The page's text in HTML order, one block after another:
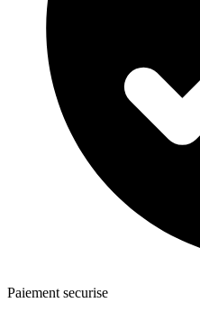
Paiement securise